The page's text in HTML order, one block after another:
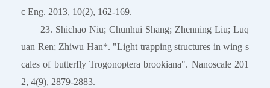
c Eng. 2013, 10(2), 162-169.
23. Shichao Niu; Chunhui Shang; Zhenning Liu; Luq
uan Ren; Zhiwu Han*. "Light trapping structures in wing s
cales of butterfly Trogonoptera brookiana". Nanoscale 201
2, 4(9), 2879-2883.